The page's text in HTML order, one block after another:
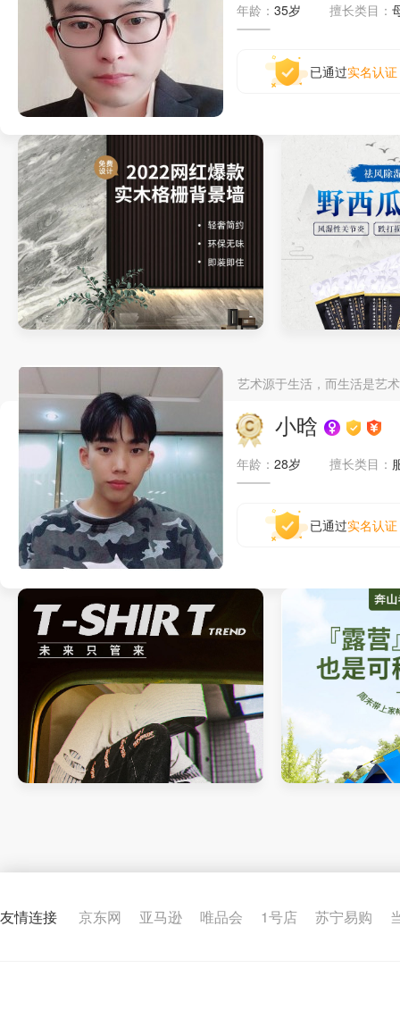
年龄： 35岁 擅长类目：
已通过实名认证
艺术源于生活，而生活是艺
小晗
年龄： 28岁 擅长类目：
已通过实名认证
友情连接 京东网 亚马逊 唯品会 1号店 苏宁易购